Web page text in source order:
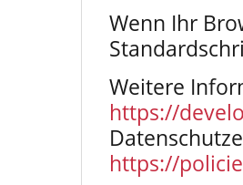
Wenn Ihr
Weitere
https://
https://